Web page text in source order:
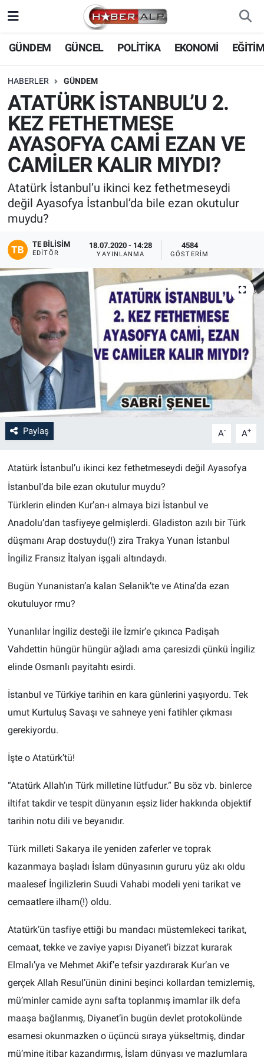
GÜNDEM GÜNCEL POLİTİKA EKONOMİ
HABERLER GÜNDEM
ATATÜRK İSTANBUL’U 2.
KEZ FETHETMESE
AYASOFYA CAMİ EZAN VE
CAMİLER KALIR MIYDI?
Atatürk İstanbul’u ikinci kez fethetmeseydi
değil Ayasofya İstanbul’da bile ezan okutulur
muydu?
TE BILISIM
EDITÖR
18.07.2020 - 14:28
YAYINLANMA
4584
GÖSTERIM
Paylaş A- A+
Atatürk İstanbul’u ikinci kez fethetmeseydi değil Ayasofya
İstanbul’da bile ezan okutulur muydu?
Türklerin elinden Kur’an-ı almaya bizi İstanbul ve
Anadolu’dan tasfiyeye gelmişlerdi. Gladiston azılı bir Türk
düşmanı Arap dostuydu(!) zira Trakya Yunan İstanbul
İngiliz Fransız İtalyan işgali altındaydı.
Bugün Yunanistan’a kalan Selanik’te ve Atina’da ezan
okutuluyor rmu?
Yunanlılar İngiliz desteği ile İzmir’e çıkınca Padişah
Vahdettin hüngür hüngür ağladı ama çaresizdi çünkü İngiliz
elinde Osmanlı payitahtı esirdi.
İstanbul ve Türkiye tarihin en kara günlerini yaşıyordu. Tek
umut Kurtuluş Savaşı ve sahneye yeni fatihler çıkması
gerekiyordu.
İşte o Atatürk’tü!
“Atatürk Allah’ın Türk milletine lütfudur.” Bu söz vb. binlerce
iltifat takdir ve tespit dünyanın eşsiz lider hakkında objektif
tarihin notu dili ve beyanıdır.
Türk milleti Sakarya ile yeniden zaferler ve toprak
kazanmaya başladı İslam dünyasının gururu yüz akı oldu
maalesef İngilizlerin Suudi Vahabi modeli yeni tarikat ve
cemaatlere ilham(!) oldu.
Atatürk’ün tasfiye ettiği bu mandacı müstemlekeci tarikat,
cemaat, tekke ve zaviye yapısı Diyanet’i bizzat kurarak
Elmalı’ya ve Mehmet Akif’e tefsir yazdırarak Kur’an ve
gerçek Allah Resul’ünün dinini beşinci kollardan temizlemiş,
mü’minler camide aynı safta toplanmış imamlar ilk defa
maaşa bağlanmış, Diyanet’in bugün devlet protokolünde
esamesi okunmazken o üçüncü sıraya yükseltmiş, dindar
mü’mine itibar kazandırmış, İslam dünyası ve mazlumlara
Nöbetçi Eczaneler
Hava Durumu
Trafik Durumu
Süper Lig Puan Durumu ve Fikstür
Tüm Manşetler
Son Dakika Haberleri
Haber Arşivi